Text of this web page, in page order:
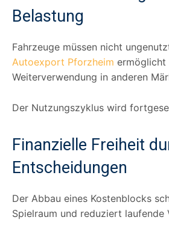
Belastung
Fahrzeuge müssen nicht
Autoexport Pforzheim ermöglicht
Weiterverwendung in anderen
Der Nutzungszyklus wird
Finanzielle Freiheit
Entscheidungen
Der Abbau eines Kostenblocks
Spielraum und reduziert laufende